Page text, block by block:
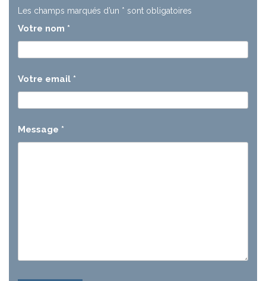
Les champs marqués d’un * sont obligatoires
Votre nom *
Votre email *
Message *